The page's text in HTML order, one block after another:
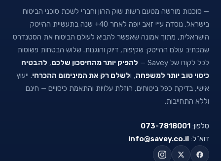
— סוכנות מורשה מטעם רשות שוק ההון וחברי לשכת סוכני הביטוח
בישראל. נוסדה ע״י זאב יופה לאחר 40+ שנה בתעשיית ההייטק
הישראלית, מתוך אמונה שאפשר להביא לעולם הביטוח את הסטנדרט
שמכתיב עולם ההייטק: שקיפות, דיוק והוגנות. שלוש הבטחות פשוטות
לכל לקוח של Savey —
להפיק יותר מהחיסכון שלכם, להבטיח
כיסוי טוב יותר למשפחה, ולשלם רק את המינימום ההכרחי. ייעוץ
אישי, בדיקת כפל ביטוחים, הוזלת עלויות והתאמת כיסויים — חינם
וללא התחייבות.
טלפון: 073-7818001
דוא"ל: info@savey.co.il